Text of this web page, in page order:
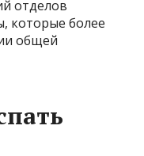
отделов
которые более
общей